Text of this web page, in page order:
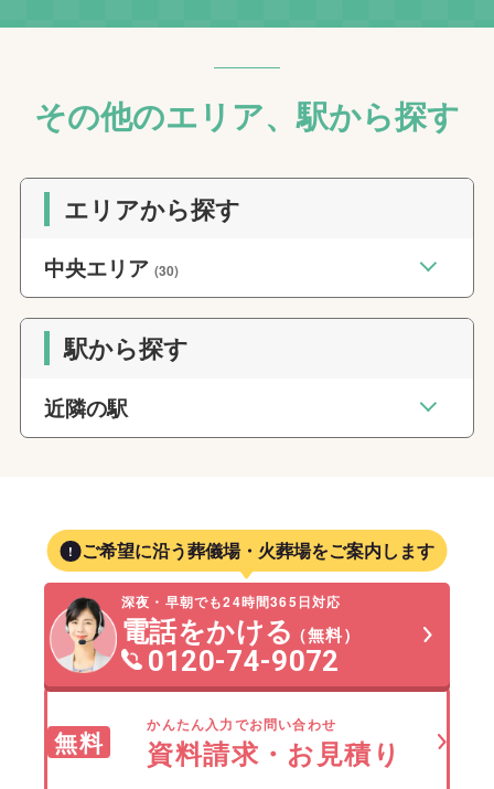
その他のエリア、駅から探す
エリアから探す
中央エリア(30)
駅から探す
近隣の駅
ご希望に沿う葬儀場・火葬場をご案内します
深夜・早朝でも24時間365日対応
電話をかける（無料）
0120-74-9072
無料
かんたん入力でお問い合わせ
資料請求・お見積り